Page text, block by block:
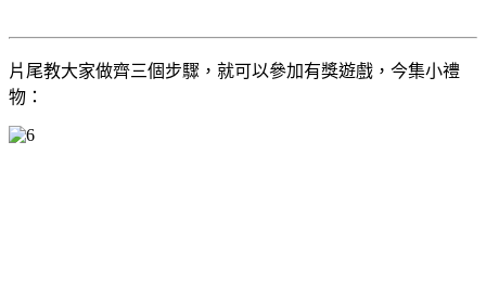
片尾教大家做齊三個步驟，就可以參加有獎遊戲，今集小禮
物：